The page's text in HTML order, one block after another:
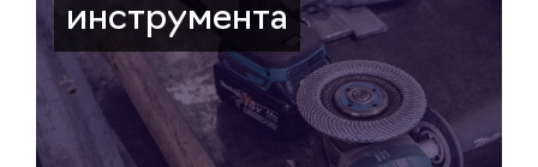
инструмента